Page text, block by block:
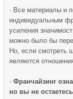
· Все материалы и
индивидуальным
усиления
можно было бы
Но, если смотреть
являются
· Франчайзинг
но вы не